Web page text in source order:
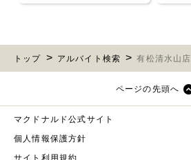
トップ アルバイト検索 有松清水山店
ページの先頭へ
マクドナルド公式サイト
個人情報保護方針
サイト利用規約